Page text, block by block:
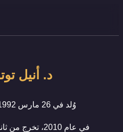
د. أنيل
وُلد في 26 مارس 1992 في غازي عنتاب.
في عام 2010،